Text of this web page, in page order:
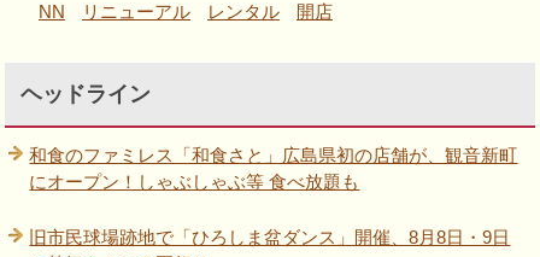
NN リニューアル レンタル 開店
ヘッドライン
和食のファミレス「和食さと」広島県初の店舗が、観音新町
にオープン！しゃぶしゃぶ等 食べ放題も
旧市民球場跡地で「ひろしま盆ダンス」開催、8月8日・9日